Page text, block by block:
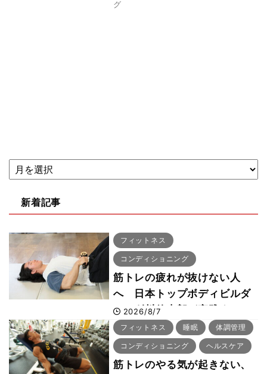
グ
新着記事
フィットネス
コンディショニング
筋トレの疲れが抜けない人
へ 日本トップボディビルダ
ー・刈川啓志郎が実践する
「回復習慣」
2026/8/7
フィットネス 睡眠 体調管理
コンディショニング ヘルスケア
筋トレのやる気が起きない、